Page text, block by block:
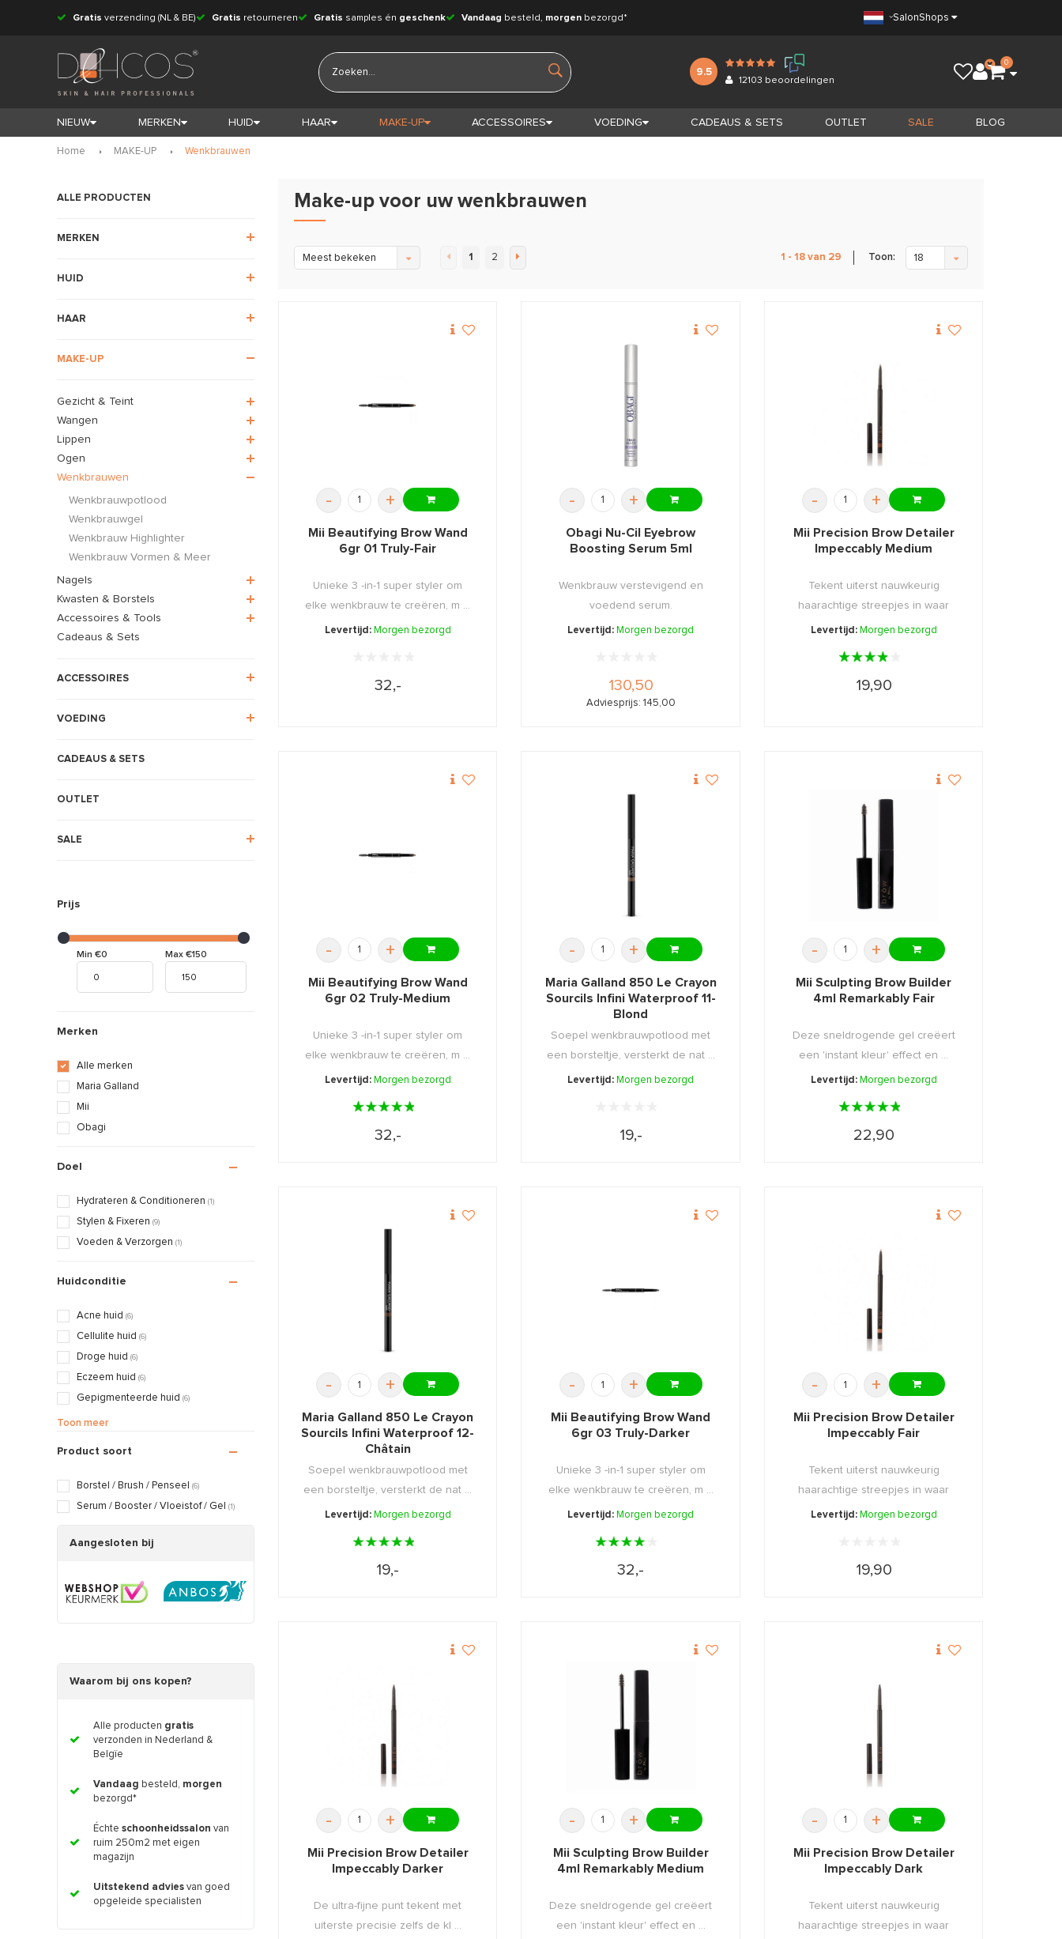
Gratis verzending (NL & BE) Gratis retourneren Gratis samples én geschenk Vandaag besteld, morgen bezorgd* SalonShops
9.5
12103 beoordelingen
0
NIEUW MERKEN HUID HAAR MAKE-UP ACCESSOIRES VOEDING CADEAUS & SETS OUTLET SALE BLOG
Home MAKE-UP Wenkbrauwen
ALLE PRODUCTEN
MERKEN
HUID
HAAR
MAKE-UP
Gezicht & Teint
Wangen
Lippen
Ogen
Wenkbrauwen
Wenkbrauwpotlood
Wenkbrauwgel
Wenkbrauw Highlighter
Wenkbrauw Vormen & Meer
Nagels
Kwasten & Borstels
Accessoires & Tools
Cadeaus & Sets
ACCESSOIRES
VOEDING
CADEAUS & SETS
OUTLET
SALE
Prijs
Min €0 Max €150
Merken
Alle merken
Maria Galland
Mii
Obagi
Doel
Hydrateren & Conditioneren (1)
Stylen & Fixeren (9)
Voeden & Verzorgen (1)
Huidconditie
Acne huid (6)
Cellulite huid (6)
Droge huid (6)
Eczeem huid (6)
Gepigmenteerde huid (6)
Gevoelige / Geïrriteerde huid
Rosacea / Couperose huid
Verslapte huid
Vochtarme / Trekkerige huid
Toon meer
Product soort
Borstel / Brush / Penseel (6)
Serum / Booster / Vloeistof / Gel (1)
Aangesloten bij
Waarom bij ons kopen?
Alle producten gratis
verzonden in Nederland &
Belgïe
Vandaag besteld, morgen
bezorgd*
Échte schoonheidssalon van
ruim 250m2 met eigen
magazijn
Uitstekend advies van goed
opgeleide specialisten
Make-up voor uw wenkbrauwen
Meest bekeken 1 2 1 - 18 van 29 Toon: 18
- +
Mii Beautifying Brow Wand
6gr 01 Truly-Fair
Unieke 3 -in-1 super styler om
elke wenkbrauw te creëren, m ...
Levertijd: Morgen bezorgd
32,-
- +
Obagi Nu-Cil Eyebrow
Boosting Serum 5ml
Wenkbrauw verstevigend en
voedend serum.
Levertijd: Morgen bezorgd
130,50
Adviesprijs: 145,00
- +
Mii Precision Brow Detailer
Impeccably Medium
Tekent uiterst nauwkeurig
haarachtige streepjes in waar
nodi ...
Levertijd: Morgen bezorgd
19,90
- +
Mii Beautifying Brow Wand
6gr 02 Truly-Medium
Unieke 3 -in-1 super styler om
elke wenkbrauw te creëren, m ...
Levertijd: Morgen bezorgd
32,-
- +
Maria Galland 850 Le Crayon
Sourcils Infini Waterproof 11-
Blond
Soepel wenkbrauwpotlood met
een borsteltje, versterkt de nat ...
Levertijd: Morgen bezorgd
19,-
- +
Mii Sculpting Brow Builder
4ml Remarkably Fair
Deze sneldrogende gel creëert
een 'instant kleur' effect en ...
Levertijd: Morgen bezorgd
22,90
- +
Maria Galland 850 Le Crayon
Sourcils Infini Waterproof 12-
Châtain
Soepel wenkbrauwpotlood met
een borsteltje, versterkt de nat ...
Levertijd: Morgen bezorgd
19,-
- +
Mii Beautifying Brow Wand
6gr 03 Truly-Darker
Unieke 3 -in-1 super styler om
elke wenkbrauw te creëren, m ...
Levertijd: Morgen bezorgd
32,-
- +
Mii Precision Brow Detailer
Impeccably Fair
Tekent uiterst nauwkeurig
haarachtige streepjes in waar
nodi ...
Levertijd: Morgen bezorgd
19,90
- +
Mii Precision Brow Detailer
Impeccably Darker
De ultra-fijne punt tekent met
uiterste precisie zelfs de kl ...
- +
Mii Sculpting Brow Builder
4ml Remarkably Medium
Deze sneldrogende gel creëert
een 'instant kleur' effect en ...
- +
Mii Precision Brow Detailer
Impeccably Dark
Tekent uiterst nauwkeurig
haarachtige streepjes in waar